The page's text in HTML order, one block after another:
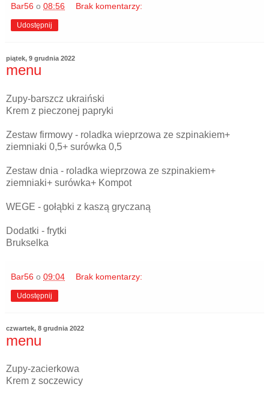
Bar56 o 08:56 Brak komentarzy:
Udostępnij
piątek, 9 grudnia 2022
menu
Zupy-barszcz ukraiński
Krem z pieczonej papryki
Zestaw firmowy - roladka wieprzowa ze szpinakiem+
ziemniaki 0,5+ surówka 0,5
Zestaw dnia - roladka wieprzowa ze szpinakiem+
ziemniaki+ surówka+ Kompot
WEGE - gołąbki z kaszą gryczaną
Dodatki - frytki
Brukselka
Bar56 o 09:04 Brak komentarzy:
Udostępnij
czwartek, 8 grudnia 2022
menu
Zupy-zacierkowa
Krem z soczewicy